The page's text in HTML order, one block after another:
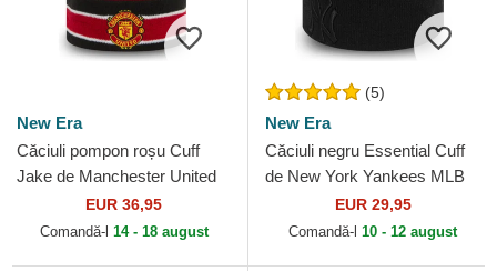
New Era
Căciuli pompon roșu Cuff
Jake de Manchester United
Football Club Premier League
de New Era
EUR 36,95
Comandă-l 14 - 18 august
(5)
New Era
Căciuli negru Essential Cuff
de New York Yankees MLB
de New EraEUR 29,95
Comandă-l 10 - 12 august